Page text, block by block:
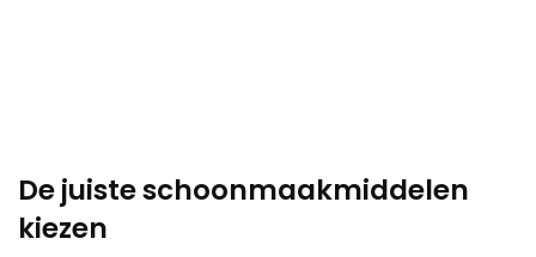
De juiste schoonmaakmiddelen
kiezen